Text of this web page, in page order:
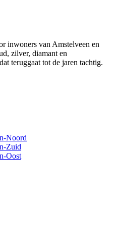
inwoners van Amstelveen en
zilver, diamant en
teruggaat tot de jaren tachtig.
Noord
Zuid
Oost